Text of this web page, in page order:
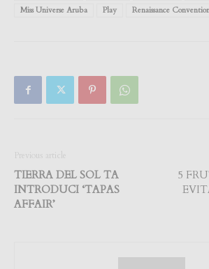
Miss Universe Aruba
Play Renaissance
Previous article
TIERRA DEL SOL TA
INTRODUCI ‘TAPAS
AFFAIR’
5